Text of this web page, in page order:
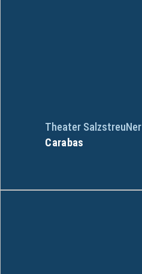
Theater SalzstreuNer
Carabas